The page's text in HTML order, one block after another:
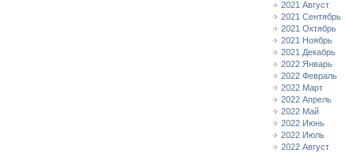
2021 Август
2021 Сентябрь
2021 Октябрь
2021 Ноябрь
2021 Декабрь
2022 Январь
2022 Февраль
2022 Март
2022 Апрель
2022 Май
2022 Июнь
2022 Июль
2022 Август